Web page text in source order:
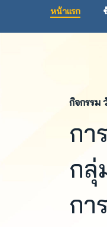
หน้าแรก
กิจกรรม
กา
กลุ่
กา